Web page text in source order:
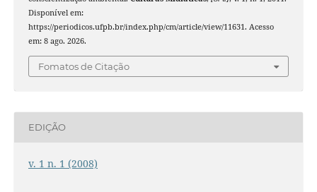
Disponível em:
https://periodicos.ufpb.br/index.php/cm/article/view/11631. Acesso
em: 8 ago. 2026.
Fomatos de Citação
EDIÇÃO
v. 1 n. 1 (2008)